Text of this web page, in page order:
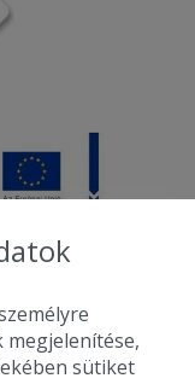
line Kft.
egy helyen az összes
sütiket